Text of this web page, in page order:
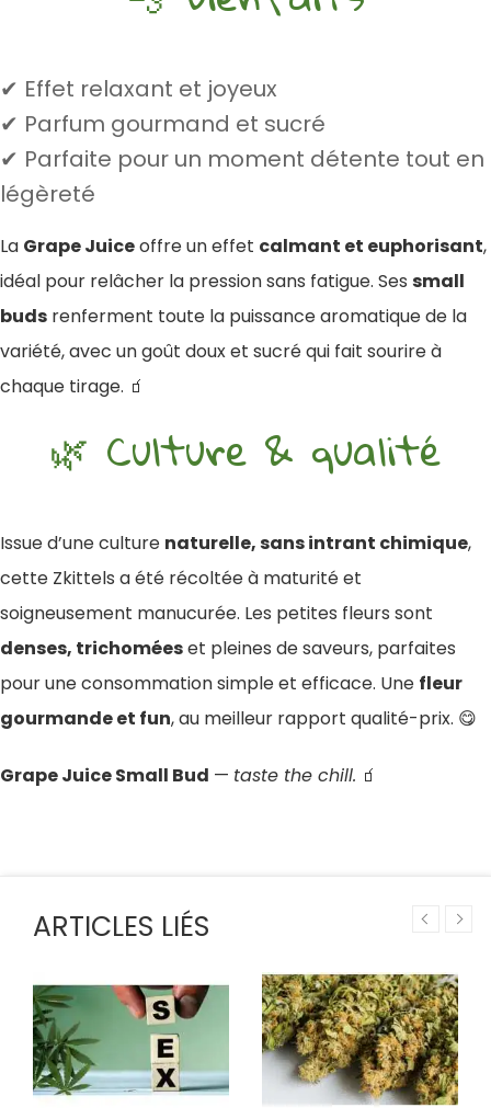
✔ Effet relaxant et joyeux
✔ Parfum gourmand et sucré
✔ Parfaite pour un moment détente tout en
légèreté
La Grape Juiceoffre un effet calmant et euphorisant,
idéal pour relâcher la pression sans fatigue. Ses small
buds renferment toute la puissance aromatique de la
variété, avec un goût doux et sucré qui fait sourire à
chaque tirage. 🧃
🌿 Culture & qualité
Issue d’une culture naturelle, sans intrant chimique,
cette Zkittels a été récoltée à maturité et
soigneusement manucurée. Les petites fleurs sont
denses, trichoméeset pleines de saveurs, parfaites
pour une consommation simple et efficace. Une fleur
gourmande et fun, au meilleur rapport qualité-prix. 😋
Grape Juice Small Bud — taste the chill. 🧃
ARTICLES LIÉS